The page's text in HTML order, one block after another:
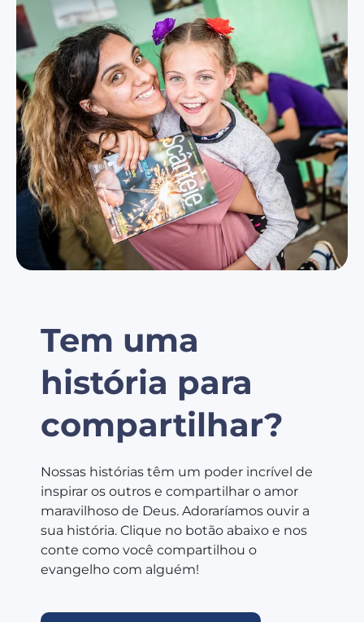
Tem uma
história para
compartilhar?
Nossas histórias têm um poder incrível de
inspirar os outros e compartilhar o amor
maravilhoso de Deus. Adoraríamos ouvir a
sua história. Clique no botão abaixo e nos
conte como você compartilhou o
evangelho com alguém!